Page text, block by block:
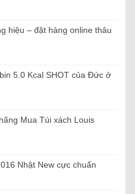
hiệu – đặt hàng online thâu
5.0 Kcal SHOT của Đức ở
Mua Túi xách Louis
Nhật New cực chuẩn